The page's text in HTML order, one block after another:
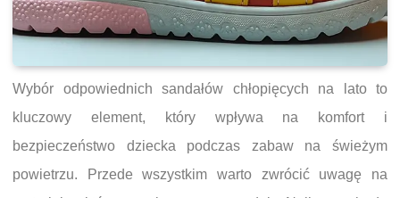
Wybór odpowiednich sandałów chłopięcych na lato to
kluczowy element, który wpływa na komfort i
bezpieczeństwo dziecka podczas zabaw na świeżym
powietrzu. Przede wszystkim warto zwrócić uwagę na